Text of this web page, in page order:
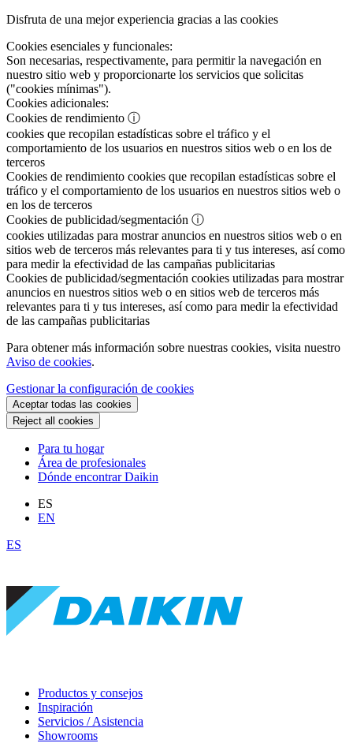
Disfruta de una mejor experiencia gracias a las cookies
Cookies esenciales y funcionales:
Son necesarias, respectivamente, para permitir la navegación en
nuestro sitio web y proporcionarte los servicios que solicitas
("cookies mínimas").
Cookies adicionales:
Cookies de rendimiento ⓘ
cookies que recopilan estadísticas sobre el tráfico y el
comportamiento de los usuarios en nuestros sitios web o en los de
terceros
Cookies de rendimiento cookies que recopilan estadísticas sobre el
tráfico y el comportamiento de los usuarios en nuestros sitios web o
en los de terceros
Cookies de publicidad/segmentación ⓘ
cookies utilizadas para mostrar anuncios en nuestros sitios web o en
sitios web de terceros más relevantes para ti y tus intereses, así como
para medir la efectividad de las campañas publicitarias
Cookies de publicidad/segmentación cookies utilizadas para mostrar
anuncios en nuestros sitios web o en sitios web de terceros más
relevantes para ti y tus intereses, así como para medir la efectividad
de las campañas publicitarias
Para obtener más información sobre nuestras cookies, visita nuestro
Aviso de cookies.
Gestionar la configuración de cookies
Aceptar todas las cookies
Reject all cookies
Para tu hogar
Área de profesionales
Dónde encontrar Daikin
ES
EN
ES
Productos y consejos
Inspiración
Servicios / Asistencia
Showrooms